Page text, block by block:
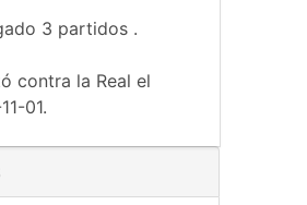
3 partidos .
contra la Real el
01.